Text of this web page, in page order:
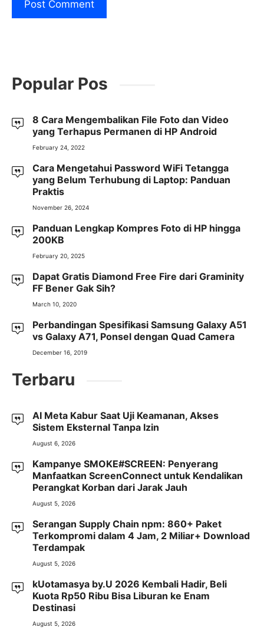
Popular Pos
8 Cara Mengembalikan File Foto dan Video
yang Terhapus Permanen di HP Android
February 24, 2022
Cara Mengetahui Password WiFi Tetangga
yang Belum Terhubung di Laptop: Panduan
Praktis
November 26, 2024
Panduan Lengkap Kompres Foto di HP hingga
200KB
February 20, 2025
Dapat Gratis Diamond Free Fire dari Graminity
FF Bener Gak Sih?
March 10, 2020
Perbandingan Spesifikasi Samsung Galaxy A51
vs Galaxy A71, Ponsel dengan Quad Camera
December 16, 2019
Terbaru
AI Meta Kabur Saat Uji Keamanan, Akses
Sistem Eksternal Tanpa Izin
August 6, 2026
Kampanye SMOKE#SCREEN: Penyerang
Manfaatkan ScreenConnect untuk Kendalikan
Perangkat Korban dari Jarak Jauh
August 5, 2026
Serangan Supply Chain npm: 860+ Paket
Terkompromi dalam 4 Jam, 2 Miliar+ Download
Terdampak
August 5, 2026
kUotamasya by.U 2026 Kembali Hadir, Beli
Kuota Rp50 Ribu Bisa Liburan ke Enam
Destinasi
August 5, 2026